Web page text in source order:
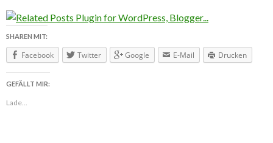
SHAREN MIT:
Facebook Twitter Google E-Mail Drucken
GEFÄLLT MIR:
Lade...